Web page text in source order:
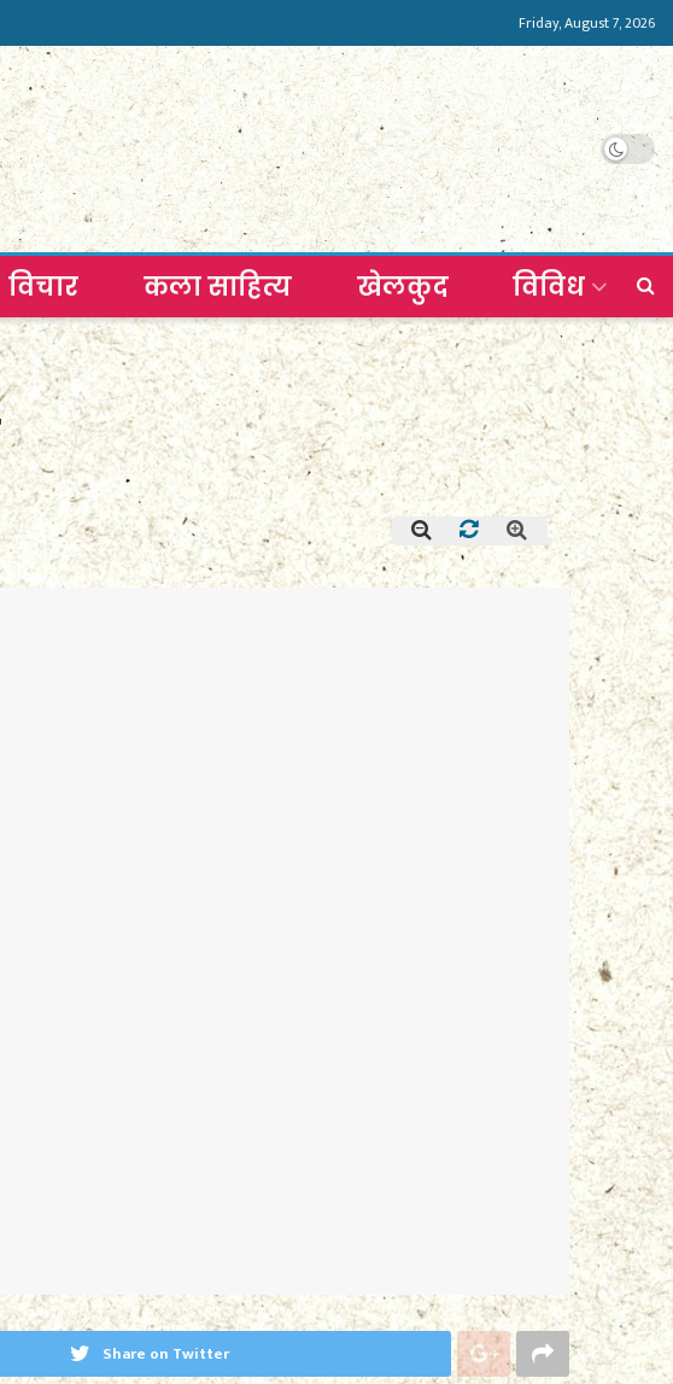
Friday, August 7, 2026
विचार कला साहित्य खेलकुद विविध
Share on Twitter